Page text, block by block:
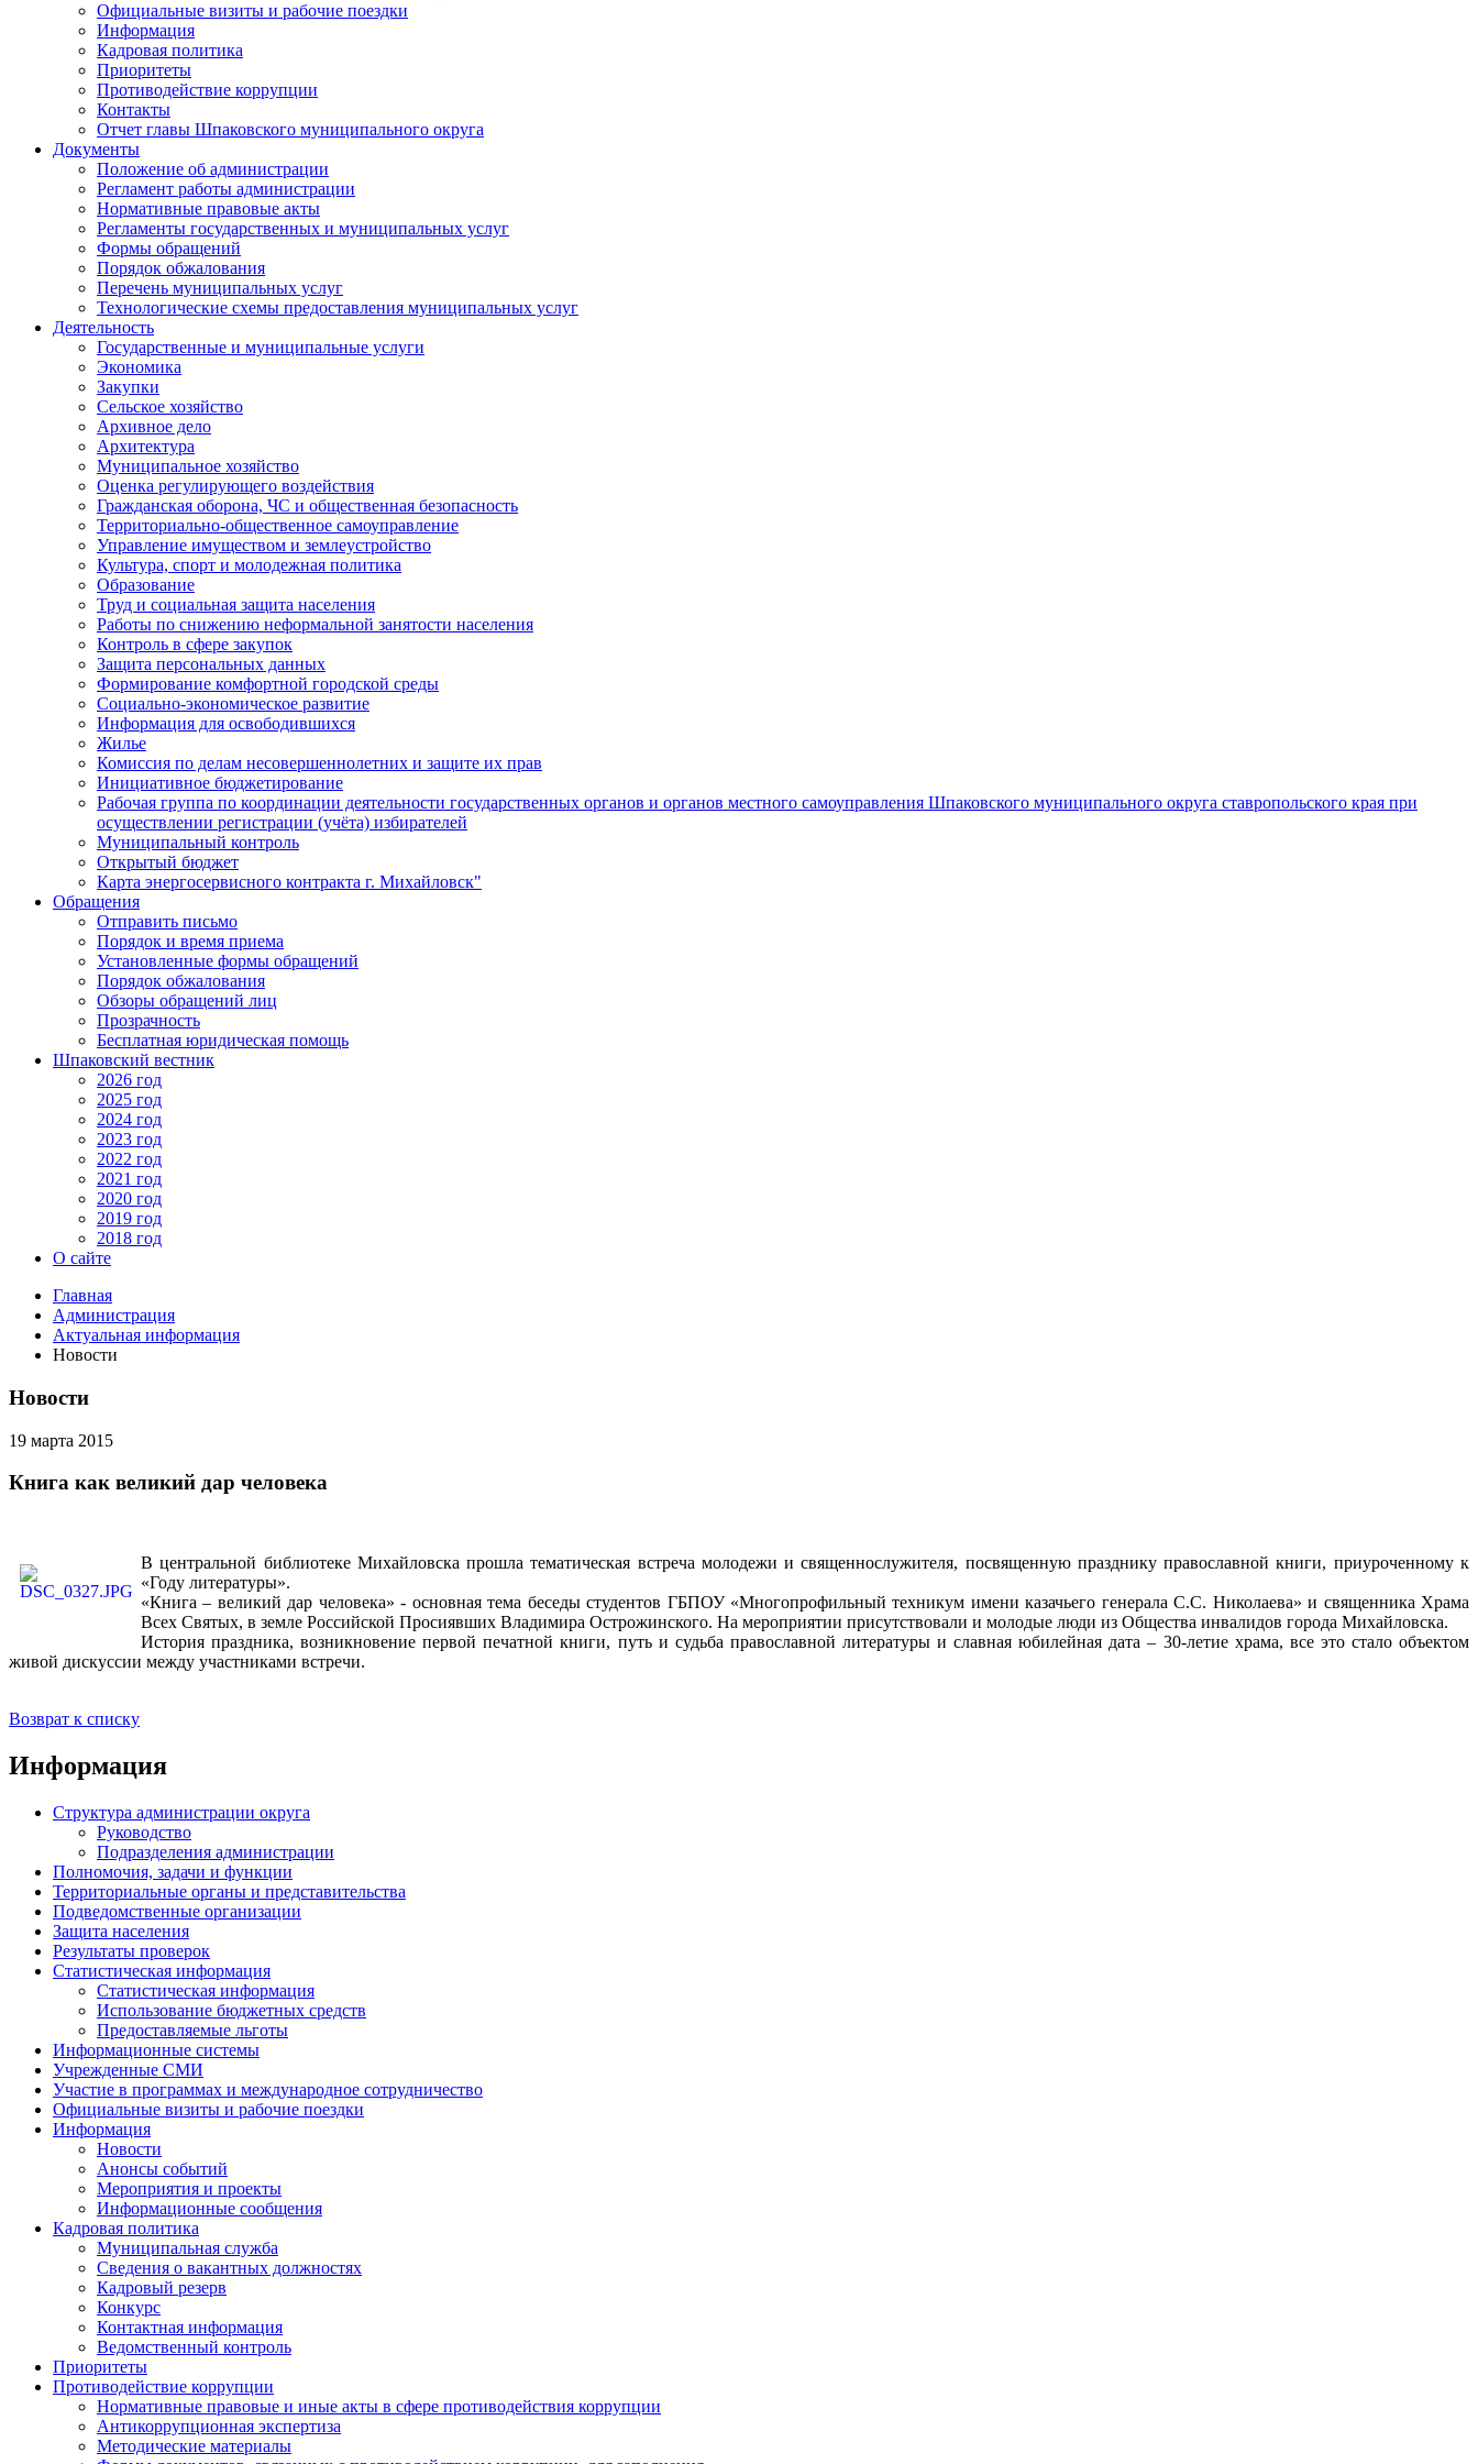
Официальные визиты и рабочие поездки
Информация
Кадровая политика
Приоритеты
Противодействие коррупции
Контакты
Отчет главы Шпаковского муниципального округа
Документы
Положение об администрации
Регламент работы администрации
Нормативные правовые акты
Регламенты государственных и муниципальных услуг
Формы обращений
Порядок обжалования
Перечень муниципальных услуг
Технологические схемы предоставления муниципальных услуг
Деятельность
Государственные и муниципальные услуги
Экономика
Закупки
Сельское хозяйство
Архивное дело
Архитектура
Муниципальное хозяйство
Оценка регулирующего воздействия
Гражданская оборона, ЧС и общественная безопасность
Территориально-общественное самоуправление
Управление имуществом и землеустройство
Культура, спорт и молодежная политика
Образование
Труд и социальная защита населения
Работы по снижению неформальной занятости населения
Контроль в сфере закупок
Защита персональных данных
Формирование комфортной городской среды
Социально-экономическое развитие
Информация для освободившихся
Жилье
Комиссия по делам несовершеннолетних и защите их прав
Инициативное бюджетирование
Рабочая группа по координации деятельности государственных органов и органов местного самоуправления Шпаковского муниципального округа ставропольского края при
осуществлении регистрации (учёта) избирателей
Муниципальный контроль
Открытый бюджет
Карта энергосервисного контракта г. Михайловск"
Обращения
Отправить письмо
Порядок и время приема
Установленные формы обращений
Порядок обжалования
Обзоры обращений лиц
Прозрачность
Бесплатная юридическая помощь
Шпаковский вестник
2026 год
2025 год
2024 год
2023 год
2022 год
2021 год
2020 год
2019 год
2018 год
О сайте
Главная
Администрация
Актуальная информация
Новости
Новости
19 марта 2015
Книга как великий дар человека
В центральной библиотеке Михайловска прошла тематическая встреча молодежи и священнослужителя, посвященную празднику православной книги, приуроченному к
«Году литературы».
«Книга – великий дар человека» - основная тема беседы студентов ГБПОУ «Многопрофильный техникум имени казачьего генерала С.С. Николаева» и священника Храма
Всех Святых, в земле Российской Просиявших Владимира Острожинского. На мероприятии присутствовали и молодые люди из Общества инвалидов города Михайловска.
История праздника, возникновение первой печатной книги, путь и судьба православной литературы и славная юбилейная дата – 30-летие храма, все это стало объектом
живой дискуссии между участниками встречи.
Возврат к списку
Информация
Структура администрации округа
Руководство
Подразделения администрации
Полномочия, задачи и функции
Территориальные органы и представительства
Подведомственные организации
Защита населения
Результаты проверок
Статистическая информация
Статистическая информация
Использование бюджетных средств
Предоставляемые льготы
Информационные системы
Учрежденные СМИ
Участие в программах и международное сотрудничество
Официальные визиты и рабочие поездки
Информация
Новости
Анонсы событий
Мероприятия и проекты
Информационные сообщения
Кадровая политика
Муниципальная служба
Сведения о вакантных должностях
Кадровый резерв
Конкурс
Контактная информация
Ведомственный контроль
Приоритеты
Противодействие коррупции
Нормативные правовые и иные акты в сфере противодействия коррупции
Антикоррупционная экспертиза
Методические материалы